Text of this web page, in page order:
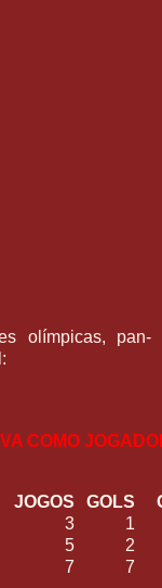
olímpicas, pan-
COMO
JOGOS GOLS
3
1
5
2
7
7